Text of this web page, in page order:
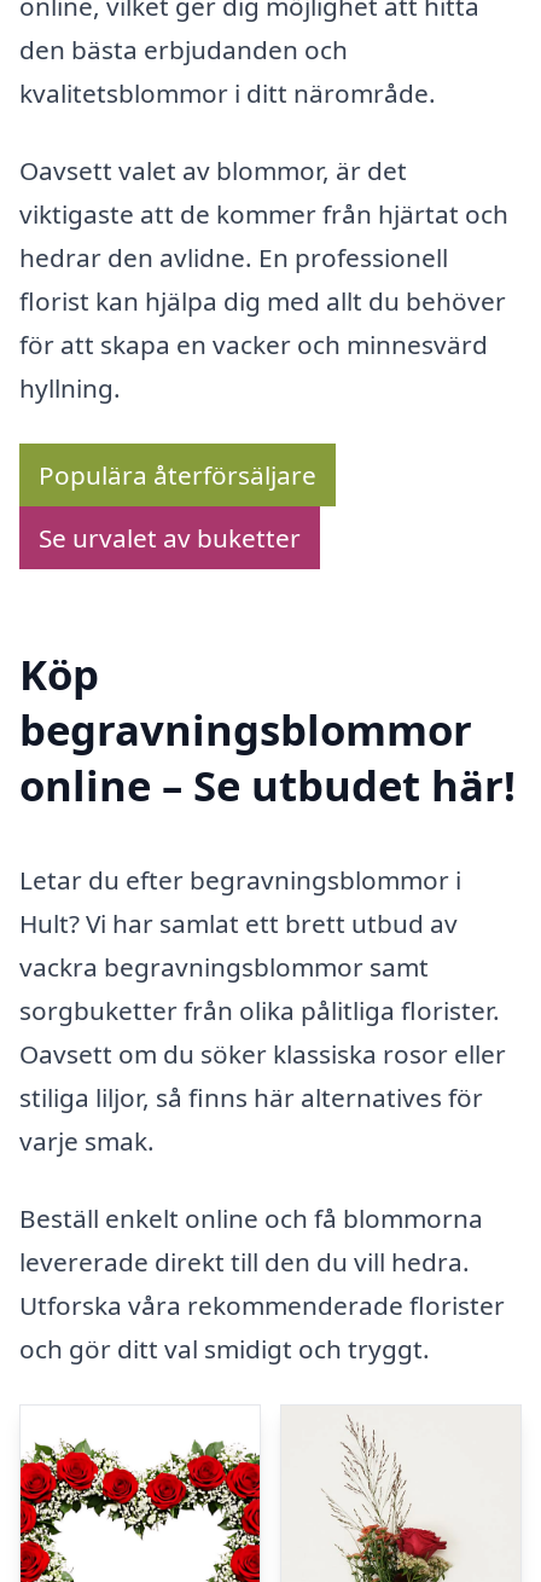
den bästa erbjudanden och
kvalitetsblommor i ditt närområde.
Oavsett valet av blommor, är det
viktigaste att de kommer från hjärtat och
hedrar den avlidne. En professionell
florist kan hjälpa dig med allt du behöver
för att skapa en vacker och minnesvärd
hyllning.
Populära återförsäljare
Se urvalet av buketter
Köp
begravningsblommor
online – Se utbudet här!
Letar du efter begravningsblommor i
Hult? Vi har samlat ett brett utbud av
vackra begravningsblommor samt
sorgbuketter från olika pålitliga florister.
Oavsett om du söker klassiska rosor eller
stiliga liljor, så finns här alternatives för
varje smak.
Beställ enkelt online och få blommorna
levererade direkt till den du vill hedra.
Utforska våra rekommenderade florister
och gör ditt val smidigt och tryggt.